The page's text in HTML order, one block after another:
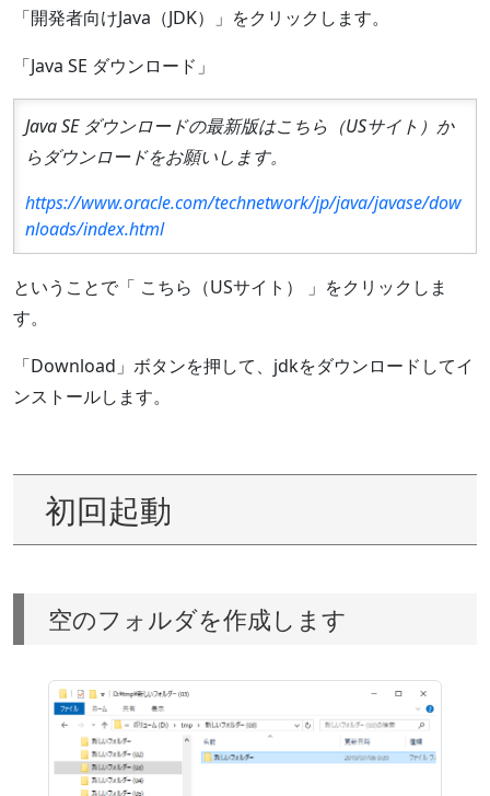
「開発者向けJava（JDK）」をクリックします。
「Java SE ダウンロード」
Java SE ダウンロードの最新版はこちら（USサイト）か
らダウンロードをお願いします。
https://www.oracle.com/technetwork/jp/java/javase/dow
nloads/index.html
ということで「 こちら（USサイト） 」をクリックしま
す。
「Download」ボタンを押して、jdkをダウンロードしてイ
ンストールします。
初回起動
空のフォルダを作成します